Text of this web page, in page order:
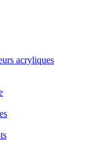
acryliques